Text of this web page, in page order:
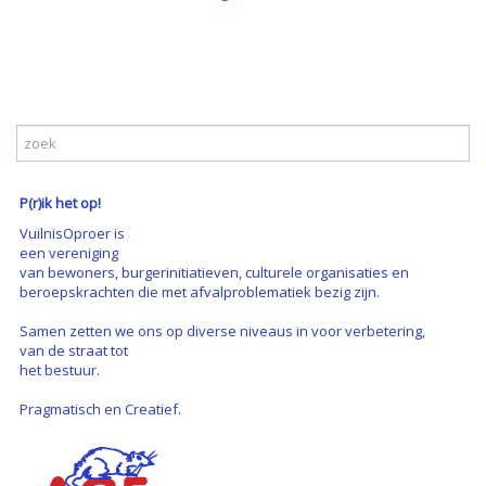
P(r)ik het op!
VuilnisOproer is
een vereniging
van bewoners, burgerinitiatieven, culturele organisaties en
beroepskrachten die met afvalproblematiek bezig zijn.
Samen zetten we ons op diverse niveaus in voor verbetering,
van de straat tot
het bestuur.
Pragmatisch en Creatief.